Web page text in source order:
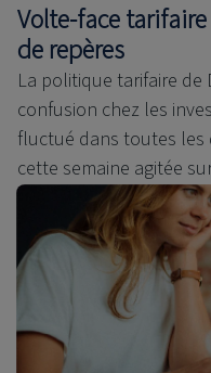
Volte-face
de repères
La politique tarifaire de
confusion chez les
fluctué dans toutes les
cette semaine agitée